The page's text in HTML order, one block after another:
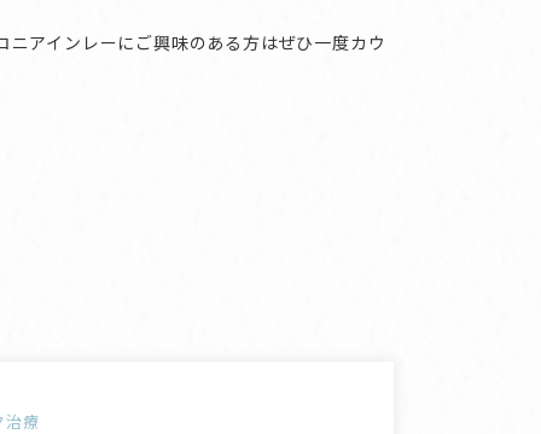
アインレーにご興味のある方はぜひ一度カウ
治療